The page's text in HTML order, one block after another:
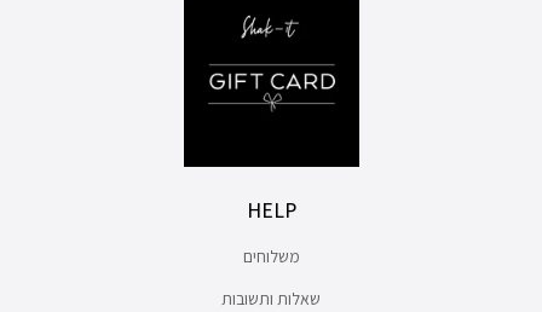
HELP
משלוחים
שאלות ותשובות